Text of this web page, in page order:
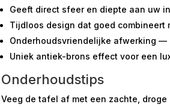
Geeft direct sfeer en diepte aan uw
Tijdloos design dat goed combineert
Onderhoudsvriendelijke afwerking —
Uniek antiek-brons effect voor een
Onderhoudstips
Veeg de tafel af met een zachte,